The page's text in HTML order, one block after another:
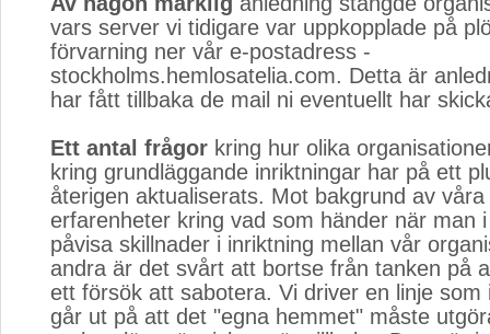
vars server vi tidigare var uppkopplade på
förvarning ner vår e-postadress -
stockholms.hemlosatelia.com. Detta är
har fått tillbaka de mail ni eventuellt har
Ett antal frågor kring hur olika
kring grundläggande inriktningar har på ett
återigen aktualiserats. Mot bakgrund av våra
erfarenheter kring vad som händer när man
påvisa skillnader i inriktning mellan vår
andra är det svårt att bortse från tanken på
ett försök att sabotera. Vi driver en linje som
går ut på att det "egna hemmet" måste